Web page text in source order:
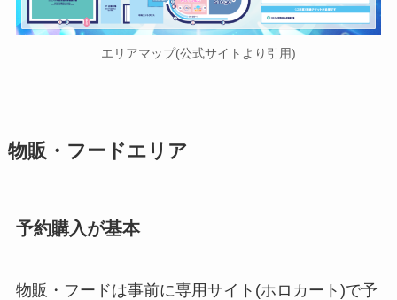
エリアマップ(公式サイトより引用)
物販・フードエリア
予約購入が基本
物販・フードは事前に専用サイト(ホロカート)で予